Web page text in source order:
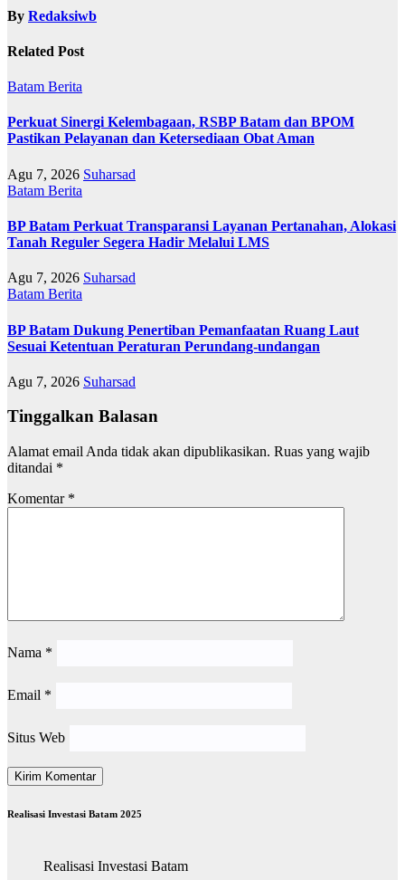
By Redaksiwb
Related Post
Batam Berita
Perkuat Sinergi Kelembagaan, RSBP Batam dan BPOM
Pastikan Pelayanan dan Ketersediaan Obat Aman
Agu 7, 2026 Suharsad
Batam Berita
BP Batam Perkuat Transparansi Layanan Pertanahan, Alokasi
Tanah Reguler Segera Hadir Melalui LMS
Agu 7, 2026 Suharsad
Batam Berita
BP Batam Dukung Penertiban Pemanfaatan Ruang Laut
Sesuai Ketentuan Peraturan Perundang-undangan
Agu 7, 2026 Suharsad
Tinggalkan Balasan
Alamat email Anda tidak akan dipublikasikan. Ruas yang wajib
ditandai *
Komentar *
Nama *
Email *
Situs Web
Realisasi Investasi Batam 2025
Realisasi Investasi Batam